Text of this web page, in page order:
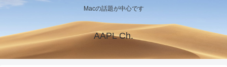
Macの話題が中心です
AAPL Ch.